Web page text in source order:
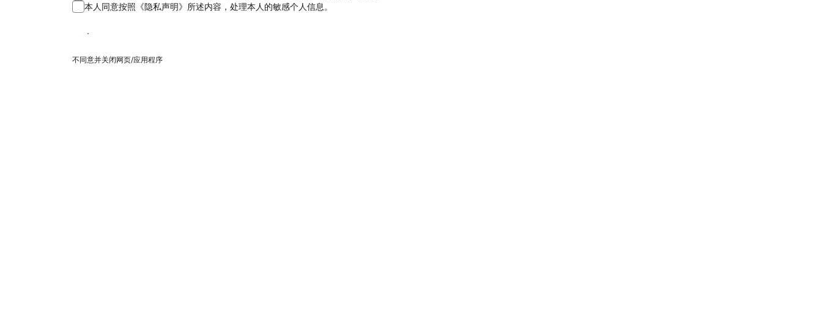
本人同意按照《隐私声明》所述内容，处理本人的敏感个人信息。
同意
不同意并关闭网页/应用程序